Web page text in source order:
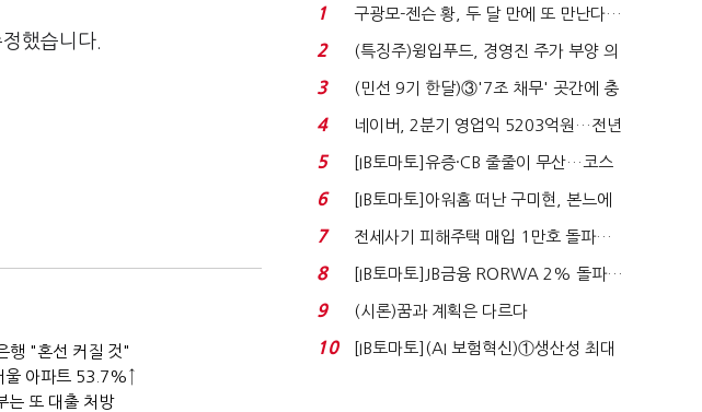
했습니다.
행 "혼선 커질 것"
울 아파트 53.7%↑
는 또 대출 처방
1
구광모-젠슨 황, 두 달 만에 또 만난다…
로봇·AI 등 논...
2
(특징주)윙입푸드, 경영진 주가 부양 의
지에 상한가...
3
(민선 9기 한달)③'7조 채무' 곳간에 충
격…추미애, 20년...
4
네이버, 2분기 영업익 5203억원…전년
비 0.2% 감소...
5
[IB토마토]유증·CB 줄줄이 무산…코스
닥 벌점 급증에 ...
6
[IB토마토]아워홈 떠난 구미현, 본느에
340억 베팅…가...
7
전세사기 피해주택 매입 1만호 돌파…
누적 피해자 4만2...
8
[IB토마토]JB금융 RORWA 2% 돌파…
실적 견인은 은행 ...
9 (시론)꿈과 계획은 다르다
10
[IB토마토](AI 보험혁신)①생산성 최대